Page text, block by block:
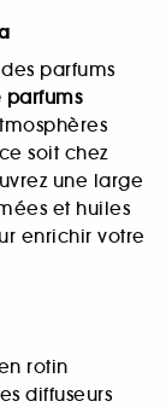
parfums
soit chez
une large
et huiles
enrichir votre
rotin
diffuseurs